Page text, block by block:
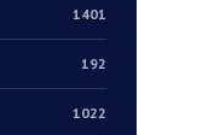
1401
192
1022